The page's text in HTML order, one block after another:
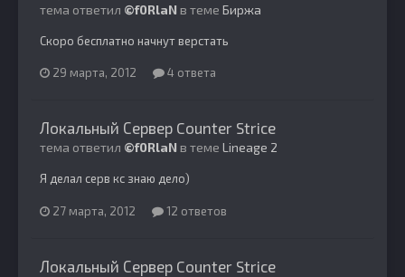
тема ответил ©f0RlaN в теме Биржа
Скоро бесплатно начнут верстать
29 марта, 2012 4 ответа
Локальный Сервер Counter Strice
тема ответил ©f0RlaN в теме Lineage 2
Я делал серв кс знаю дело)
27 марта, 2012 12 ответов
Локальный Сервер Counter Strice